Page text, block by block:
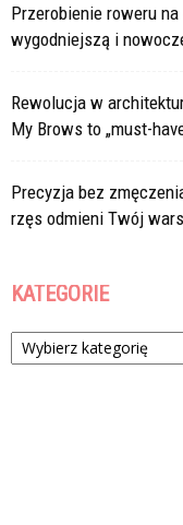
Przerobienie roweru
wygodniejszą i
Rewolucja w
My Brows to „must-
Precyzja bez
rzęs odmieni Twój
KATEGORIE
Kategorie